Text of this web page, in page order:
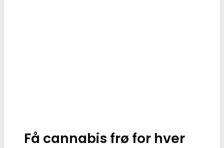
Få cannabis frø for hver